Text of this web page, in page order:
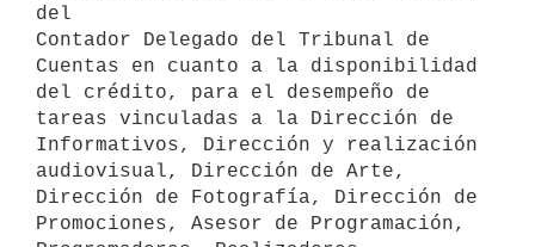
del
Contador Delegado del Tribunal de
Cuentas en cuanto a la disponibilidad
del crédito, para el desempeño de
tareas vinculadas a la Dirección de
Informativos, Dirección y realización
audiovisual, Dirección de Arte,
Dirección de Fotografía, Dirección de
Promociones, Asesor de Programación,